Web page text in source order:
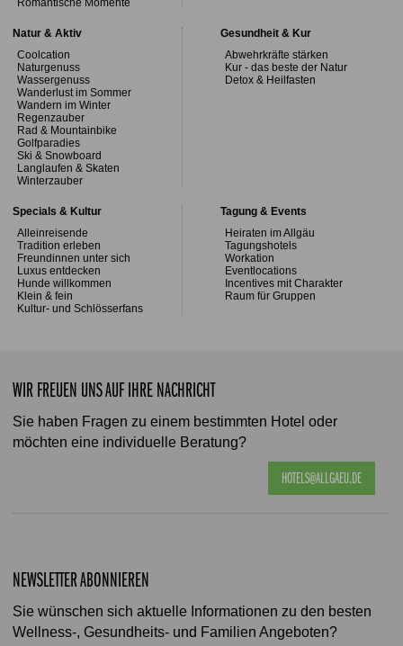
Natur & Aktiv
Coolcation
Naturgenuss
Wassergenuss
Wanderlust im Sommer
Wandern im Winter
Regenzauber
Rad & Mountainbike
Golfparadies
Ski & Snowboard
Langlaufen & Skaten
Winterzauber
Gesundheit & Kur
Abwehrkräfte stärken
Kur - das beste der Natur
Detox & Heilfasten
Specials & Kultur
Alleinreisende
Tradition erleben
Freundinnen unter sich
Luxus entdecken
Hunde willkommen
Klein & fein
Kultur- und Schlösserfans
Tagung & Events
Heiraten im Allgäu
Tagungshotels
Workation
Eventlocations
Incentives mit Charakter
Raum für Gruppen
WIR FREUEN UNS AUF IHRE NACHRICHT
Sie haben Fragen zu einem bestimmten Hotel oder
möchten eine individuelle Beratung?
HOTELS@ALLGAEU.DE
NEWSLETTER ABONNIEREN
Sie wünschen sich aktuelle Informationen zu den besten
Wellness-, Gesundheits- und Familien Angeboten?